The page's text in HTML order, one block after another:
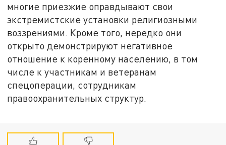
многие приезжие оправдывают свои
экстремистские установки религиозными
воззрениями. Кроме того, нередко они
открыто демонстрируют негативное
отношение к коренному населению, в том
числе к участникам и ветеранам
спецоперации, сотрудникам
правоохранительных структур.